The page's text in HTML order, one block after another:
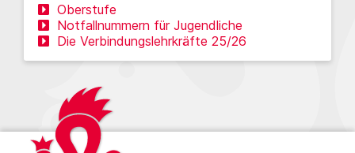
Oberstufe
Notfallnummern für Jugendliche
Die Verbindungslehrkräfte 25/26